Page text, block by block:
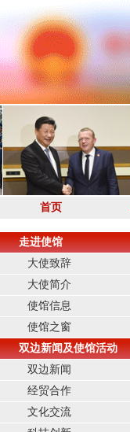
首页
走进使馆
大使致辞
大使简介
使馆信息
使馆之窗
双边新闻及使馆活动
双边新闻
经贸合作
文化交流